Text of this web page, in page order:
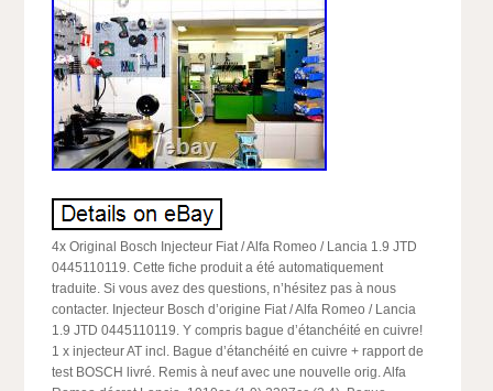
4x Original Bosch Injecteur Fiat / Alfa Romeo / Lancia 1.9 JTD
0445110119. Cette fiche produit a été automatiquement
traduite. Si vous avez des questions, n’hésitez pas à nous
contacter. Injecteur Bosch d’origine Fiat / Alfa Romeo / Lancia
1.9 JTD 0445110119. Y compris bague d’étanchéité en cuivre!
1 x injecteur AT incl. Bague d’étanchéité en cuivre + rapport de
test BOSCH livré. Remis à neuf avec une nouvelle orig. Alfa